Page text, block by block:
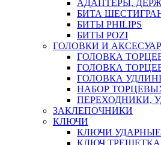
АДАПТЕРЫ,
БИТА
БИТЫ PHILIPS
БИТЫ POZI
ГОЛОВКИ И
ГОЛОВКА
ГОЛОВКА
ГОЛОВКА
НАБОР
ПЕРЕХОДНИКИ,
ЗАКЛЕПОЧНИКИ
КЛЮЧИ
КЛЮЧИ УДАРНЫЕ
КЛЮЧ ТРЕЩЕТКА